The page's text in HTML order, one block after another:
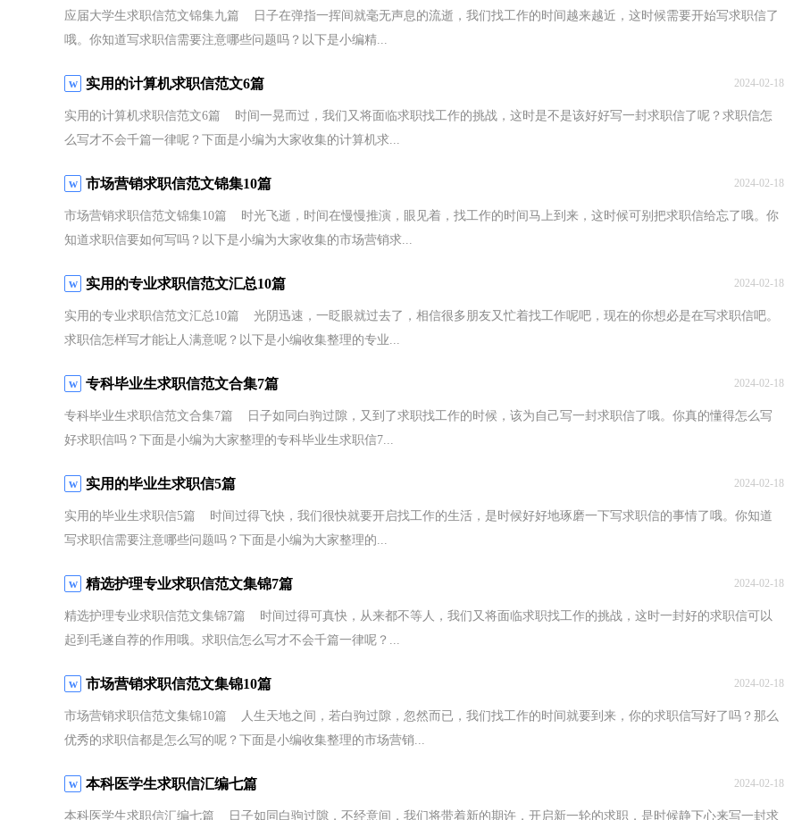
应届大学生求职信范文锦集九篇 日子在弹指一挥间就毫无声息的流逝，我们找工作的时间越来越近，这时候需要开始写求职信了
哦。你知道写求职信需要注意哪些问题吗？以下是小编精...
实用的计算机求职信范文6篇
实用的计算机求职信范文6篇 时间一晃而过，我们又将面临求职找工作的挑战，这时是不是该好好写一封求职信了呢？求职信怎
么写才不会千篇一律呢？下面是小编为大家收集的计算机求...
2024-02-18
市场营销求职信范文锦集10篇
市场营销求职信范文锦集10篇 时光飞逝，时间在慢慢推演，眼见着，找工作的时间马上到来，这时候可别把求职信给忘了哦。你
知道求职信要如何写吗？以下是小编为大家收集的市场营销求...
2024-02-18
实用的专业求职信范文汇总10篇
实用的专业求职信范文汇总10篇 光阴迅速，一眨眼就过去了，相信很多朋友又忙着找工作呢吧，现在的你想必是在写求职信吧。
求职信怎样写才能让人满意呢？以下是小编收集整理的专业...
2024-02-18
专科毕业生求职信范文合集7篇
专科毕业生求职信范文合集7篇 日子如同白驹过隙，又到了求职找工作的时候，该为自己写一封求职信了哦。你真的懂得怎么写
好求职信吗？下面是小编为大家整理的专科毕业生求职信7...
2024-02-18
实用的毕业生求职信5篇
实用的毕业生求职信5篇 时间过得飞快，我们很快就要开启找工作的生活，是时候好好地琢磨一下写求职信的事情了哦。你知道
写求职信需要注意哪些问题吗？下面是小编为大家整理的...
2024-02-18
精选护理专业求职信范文集锦7篇
精选护理专业求职信范文集锦7篇 时间过得可真快，从来都不等人，我们又将面临求职找工作的挑战，这时一封好的求职信可以
起到毛遂自荐的作用哦。求职信怎么写才不会千篇一律呢？...
2024-02-18
市场营销求职信范文集锦10篇
市场营销求职信范文集锦10篇 人生天地之间，若白驹过隙，忽然而已，我们找工作的时间就要到来，你的求职信写好了吗？那么
优秀的求职信都是怎么写的呢？下面是小编收集整理的市场营销...
2024-02-18
本科医学生求职信汇编七篇
本科医学生求职信汇编七篇 日子如同白驹过隙，不经意间，我们将带着新的期许，开启新一轮的求职，是时候静下心来写一封求
2024-02-18